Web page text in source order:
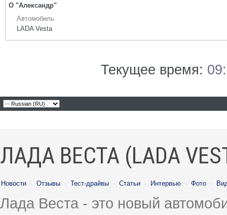
О "Александр"
Автомобиль
LADA Vesta
Текущее время:
ЛАДА ВЕСТА (LADA
Новости · Отзывы · Тест-драйвы · Статьи · Интервью · Фото ·
Лада Веста - это новый